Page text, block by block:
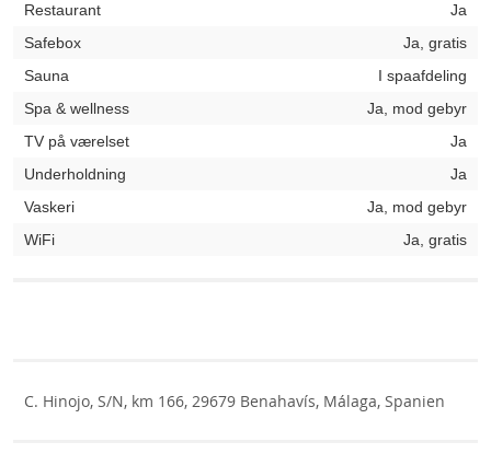
Restaurant
Ja
Safebox
Ja, gratis
Sauna
I spaafdeling
Spa & wellness
Ja, mod gebyr
TV på værelset
Ja
Underholdning
Ja
Vaskeri
Ja, mod gebyr
WiFi
Ja, gratis
C. Hinojo, S/N, km 166, 29679 Benahavís, Málaga, Spanien